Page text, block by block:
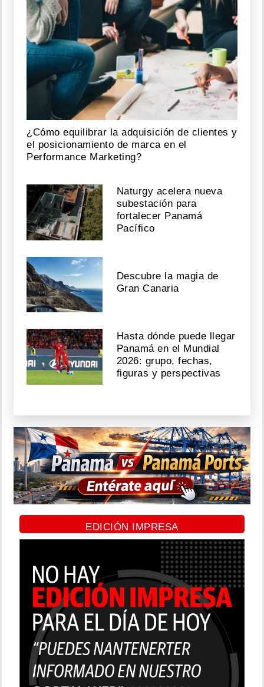
¿Cómo equilibrar la adquisición de clientes y
el posicionamiento de marca en el
Performance Marketing?
Naturgy acelera nueva
subestación para
fortalecer Panamá
Pacífico
Descubre la magia de
Gran Canaria
Hasta dónde puede llegar
Panamá en el Mundial
2026: grupo, fechas,
figuras y perspectivas
EDICIÓN IMPRESA